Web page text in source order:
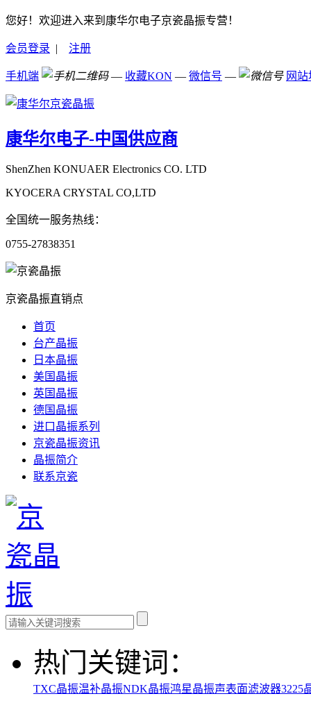
您好！欢迎进入来到康华尔电子京瓷晶振专营！
会员登录 | 注册
手机端 — 收藏KON — 微信号 — 网
康华尔电子-中国供应商
ShenZhen KONUAER Electronics CO. LTD
KYOCERA CRYSTAL CO,LTD
全国统一服务热线：
0755-27838351
京瓷晶振直销点
首页
台产晶振
日本晶振
美国晶振
英国晶振
德国晶振
进口晶振系列
京瓷晶振资讯
晶振简介
联系京瓷
热门关键词：
TXC晶振温补晶振NDK晶振鸿星晶振声表面滤波器3225